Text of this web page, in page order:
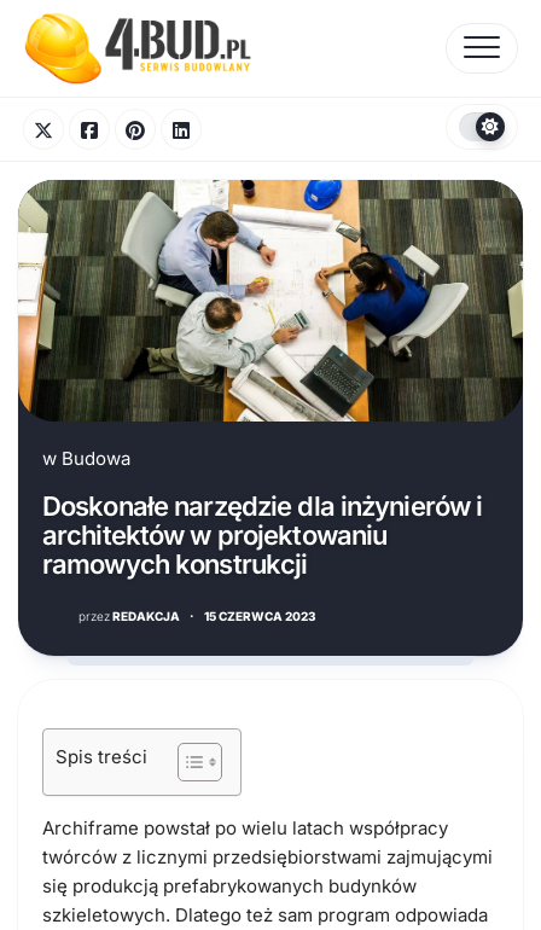
content
w Budowa
Doskonałe narzędzie dla inżynierów i
architektów w projektowaniu
ramowych konstrukcji
przezREDAKCJA · 15 CZERWCA 2023
Spis treści
Archiframe powstał po wielu latach współpracy
twórców z licznymi przedsiębiorstwami zajmującymi
się produkcją prefabrykowanych budynków
szkieletowych. Dlatego też sam program odpowiada